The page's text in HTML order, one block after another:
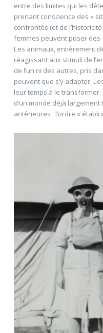
entre des limites qui les
prenant conscience des «
confrontés (et de
femmes peuvent poser des
Les animaux, entièrement
réagissant aux stimuli de
de l’un ni des autres, pris
peuvent que s’y adapter.
leur temps à le
d’un monde déjà
antérieures : l’ordre « établi